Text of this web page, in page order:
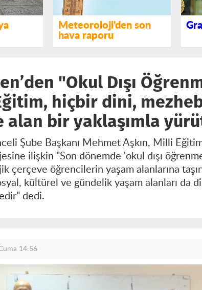
Meteoroloji'den son
hava raporu
"Okul Dışı
hiçbir dini,
alan bir yaklaşımla
Şube Başkanı Mehmet Aşkın, Milli
ilişkin "Son dönemde 'okul dışı
çerçeve öğrencilerin yaşam alanlarına
kültürel ve gündelik yaşam alanları da
dedi.
14:56